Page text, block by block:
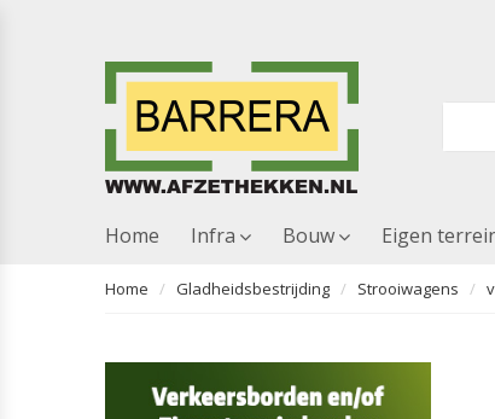
Home Infra Bouw Eigen
Home Gladheidsbestrijding Strooiwagens